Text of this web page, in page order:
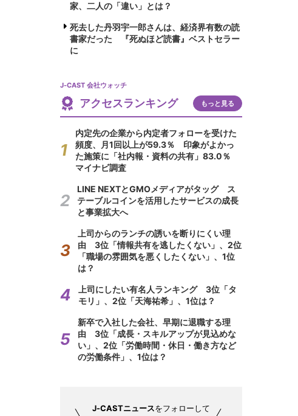
家、二人の「違い」とは？
死去した丹羽宇一郎さんは、経済界有数の読
書家だった 『死ぬほど読書』ベストセラー
に
J-CAST 会社ウォッチ
アクセスランキング もっと見る
内定先の企業から内定者フォローを受けた
頻度、月1回以上が59.3％ 印象がよかっ
た施策に「社内報・資料の共有」83.0％
マイナビ調査
LINE NEXTとGMOメディアがタッグ ス
テーブルコインを活用したサービスの成長
と事業拡大へ
上司からのランチの誘いを断りにくい理
由 3位「情報共有を逃したくない」、2位
「職場の雰囲気を悪くしたくない」、1位
は？
上司にしたい有名人ランキング 3位「タ
モリ」、2位「天海祐希」、1位は？
新卒で入社した会社、早期に退職する理
由 3位「成長・スキルアップが見込めな
い」、2位「労働時間・休日・働き方など
の労働条件」、1位は？
J-CASTニュースをフォローして